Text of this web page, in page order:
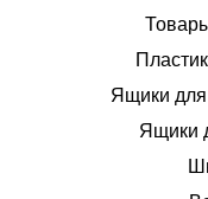
Ящики для
Ящики